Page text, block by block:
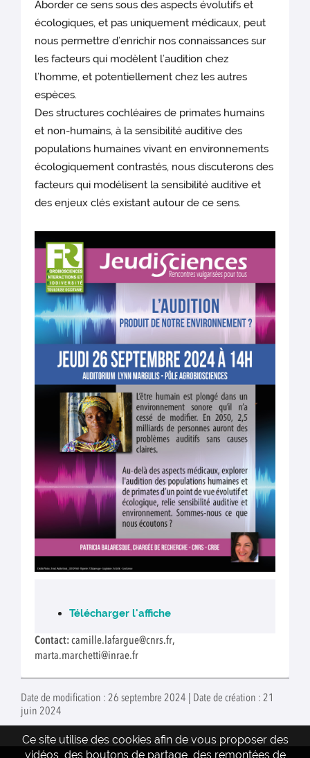
Aborder ce sens sous des aspects évolutifs et
écologiques, et pas uniquement médicaux, peut
nous permettre d’enrichir nos connaissances sur
les facteurs qui modèlent l’audition chez
l’homme, et potentiellement chez les autres
espèces.
Des structures cochléaires de primates humains
et non-humains, à la sensibilité auditive des
populations humaines vivant en environnements
écologiquement contrastés, nous discuterons des
facteurs qui modélisent la sensibilité auditive et
des enjeux clés existant autour de ce sens.
Télécharger l'affiche
Contact:camille.lafargue@cnrs.fr,
marta.marchetti@inrae.fr
Date de modification : 26 septembre 2024 | Date de création : 21
juin 2024
Ce site utilise des cookies afin de vous proposer des
vidéos, des boutons de partage, des remontées de